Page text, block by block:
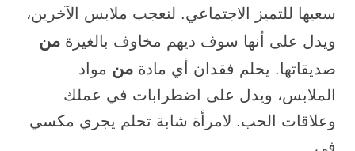
سعيها للتميز الاجتماعي. لنعجب ملابس الآخرين،
ويدل على أنها سوف ديهم مخاوف بالغيرة من
صديقاتها. يحلم فقدان أي مادة من مواد
الملابس، ويدل على اضطرابات في عملك
وعلاقات الحب. لامرأة شابة تحلم يجري مكسي
في…